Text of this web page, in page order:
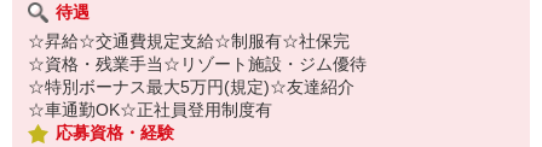
待遇
☆昇給☆交通費規定支給☆制服有☆社保完
☆資格・残業手当☆リゾート施設・ジム優待
☆特別ボーナス最大5万円(規定)☆友達紹介
☆車通勤OK☆正社員登用制度有
応募資格・経験